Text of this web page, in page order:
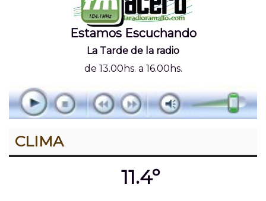
Estamos Escuchando
La Tarde de la radio
de 13.00hs. a 16.00hs.
CLIMA
11.4º